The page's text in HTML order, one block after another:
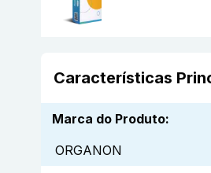
Características
Marca do Produto:
ORGANON